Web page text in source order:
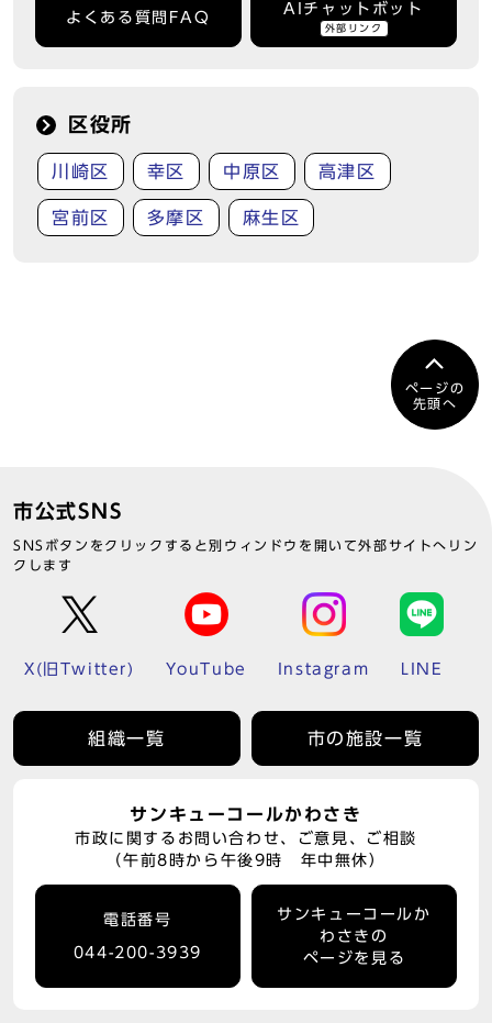
よくある質問FAQ
AIチャットボット
外部リンク
区役所
川崎区 幸区 中原区 高津区
宮前区 多摩区 麻生区
ページの
先頭へ
市公式SNS
SNSボタンをクリックすると別ウィンドウを開いて外部サイトへリン
クします
X(旧Twitter) YouTube Instagram LINE
組織一覧 市の施設一覧
サンキューコールかわさき
市政に関するお問い合わせ、ご意見、ご相談
（午前8時から午後9時 年中無休）
電話番号
044-200-3939
サンキューコールか
わさきの
ページを見る